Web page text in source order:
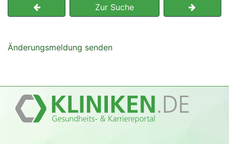
Zur Suche
Änderungsmeldung senden